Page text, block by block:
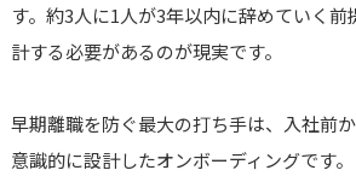
す。約3人に1人が3年以内に辞めていく前
計する必要があるのが現実です。
早期離職を防ぐ最大の打ち手は、入社前
意識的に設計したオンボーディングです